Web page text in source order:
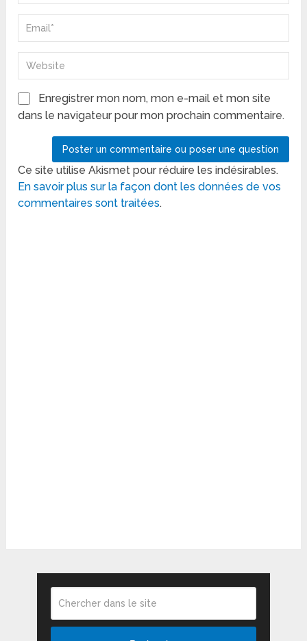
Enregistrer mon nom, mon e-mail et mon site
dans le navigateur pour mon prochain commentaire.
Ce site utilise Akismet pour réduire les indésirables.
En savoir plus sur la façon dont les données de vos
commentaires sont traitées.